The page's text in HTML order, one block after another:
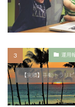
運用